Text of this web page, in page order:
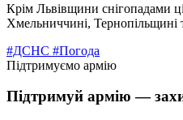
Крім Львівщини снігопадами
Хмельниччині, Тернопільщині
#ДСНС #Погода
Підтримуємо армію
Підтримуй армію —